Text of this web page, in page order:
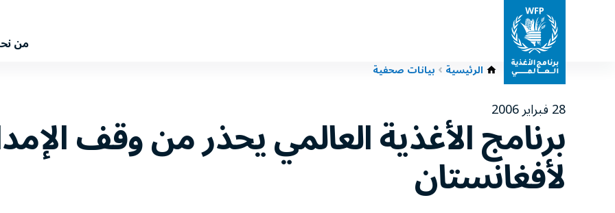
من
الرئيسية بيانات صحفية
28 فبراير 2006
برنامج الأغذية العالمي يحذر من وقف
لأفغانستان